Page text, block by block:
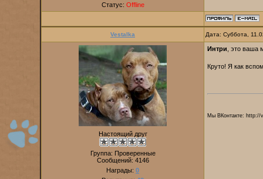
Статус: Offline
Vestalka Дата: Суббота,
Настоящий друг
Группа: Проверенные
Сообщений: 4146
Награды: 0
Интри , это ваша
Круто! Я как
Мы ВКонтакте: http://